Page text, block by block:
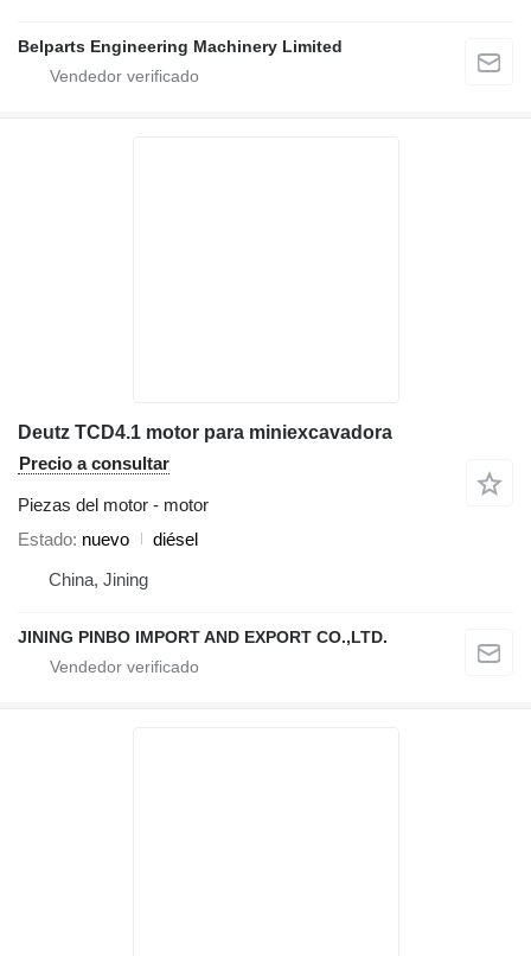
Belparts Engineering Machinery Limited
Deutz TCD4.1 motor para miniexcavadora
Precio a consultar
Piezas del motor - motor
Estado nuevo
diésel
China, Jining
JINING PINBO IMPORT AND EXPORT CO.,LTD.